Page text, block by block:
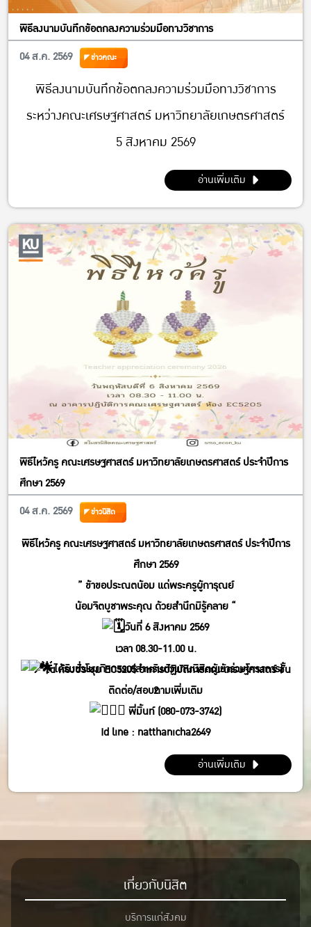
พิธีลงนามบันทึกข้อตกลงความร่วมมือทางวิชาการ
04 ส.ค. 2569
ข่าวคณะ
พิธีลงนามบันทึกข้อตกลงความร่วมมือทางวิชาการ
ระหว่างคณะเศรษฐศาสตร์ มหาวิทยาลัยเกษตรศาสตร์
5 สิงหาคม 2569
อ่านเพิ่มเติม
พิธีไหว้ครู คณะเศรษฐศาสตร์ มหาวิทยาลัยเกษตรศาสตร์ ประจำปีการ
ศึกษา 2569
04 ส.ค. 2569
ข่าวนิสิต
พิธีไหว้ครู คณะเศรษฐศาสตร์ มหาวิทยาลัยเกษตรศาสตร์ ประจำปีการ
ศึกษา 2569
” ข้าขอประณตน้อม แด่พระครูผู้การุณย์
น้อมจิตบูชาพระคุณ ด้วยสำนึกมิรู้คลาย “
วันที่ 6 สิงหาคม 2569
เวลา 08.30-11.00 น.
ณ ห้องประชุม EC5205 อาคารปฏิบัติการคณะเศรษฐศาสตร์ ชั้น
2
ได้รับชั่วโมงกิจกรรม(สำหรับตัวแทนนิสิตผู้เข้าร่วมโครงการ)
ติดต่อ/สอบถามเพิ่มเติม
พี่มิ้นท์ (080-073-3742)
Id line : natthanicha2649
IG : @_m.mintt_
พี่โฟร์ (086-339-3381)
Id line : fourbrabra424
อ่านเพิ่มเติม
เกี่ยวกับนิสิต
บริการแก่สังคม